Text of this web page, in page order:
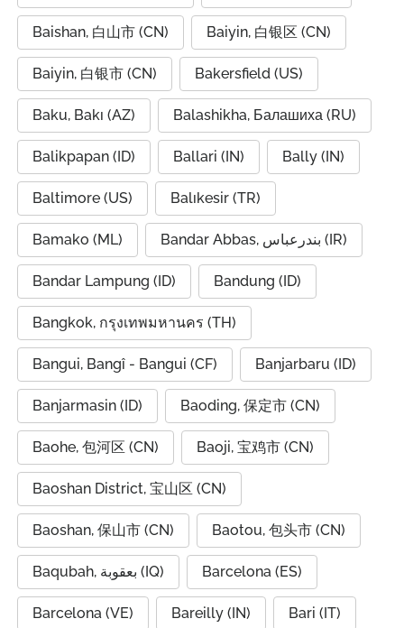
Baishan, 白山市 (CN) Baiyin, 白银区 (CN)
Baiyin, 白银市 (CN) Bakersfield (US)
Baku, Bakı (AZ) Balashikha, Балашиха (RU)
Balikpapan (ID) Ballari (IN) Bally (IN)
Baltimore (US) Balıkesir (TR)
Bamako (ML) Bandar Abbas, بندرعباس (IR)
Bandar Lampung (ID) Bandung (ID)
Bangkok, กรุงเทพมหานคร (TH)
Bangui, Bangî - Bangui (CF) Banjarbaru (ID)
Banjarmasin (ID) Baoding, 保定市 (CN)
Baohe, 包河区 (CN) Baoji, 宝鸡市 (CN)
Baoshan District, 宝山区 (CN)
Baoshan, 保山市 (CN) Baotou, 包头市 (CN)
Baqubah, بعقوبة (IQ) Barcelona (ES)
Barcelona (VE) Bareilly (IN) Bari (IT)